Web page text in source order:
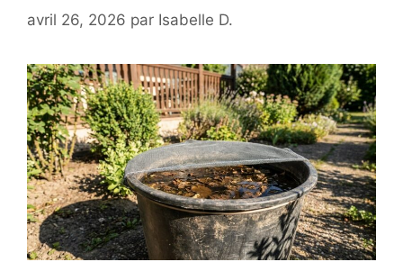
avril 26, 2026 par Isabelle D.